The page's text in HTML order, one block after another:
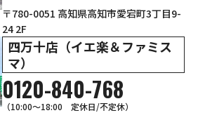
〒780-0051 高知県高知市愛宕町3丁目9-
24 2F
四万十店（イエ楽＆ファミス
マ）
0120-840-768
（10:00〜18:00 定休日/不定休）